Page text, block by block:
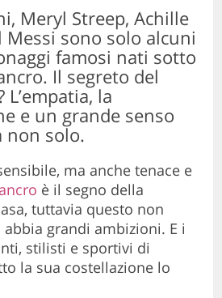
Meryl Streep, Achille
Messi sono solo alcuni
famosi nati sotto
Il segreto del
L’empatia, la
e un grande senso
non solo.
ma anche tenace e
è il segno della
tuttavia questo non
grandi ambizioni. E i
stilisti e sportivi di
la sua costellazione lo